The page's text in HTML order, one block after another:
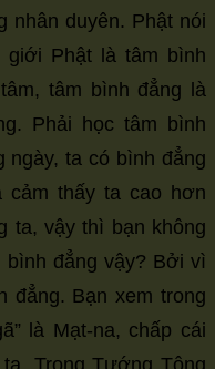
nhân duyên. Phật nói
giới Phật là tâm bình
tâm bình đẳng là
Phải học tâm bình
ngày, ta có bình đẳng
thấy ta cao hơn
ta, vậy thì bạn không
bình đẳng vậy? Bởi vì
đẳng. Bạn xem trong
là Mạt-na, chấp cái